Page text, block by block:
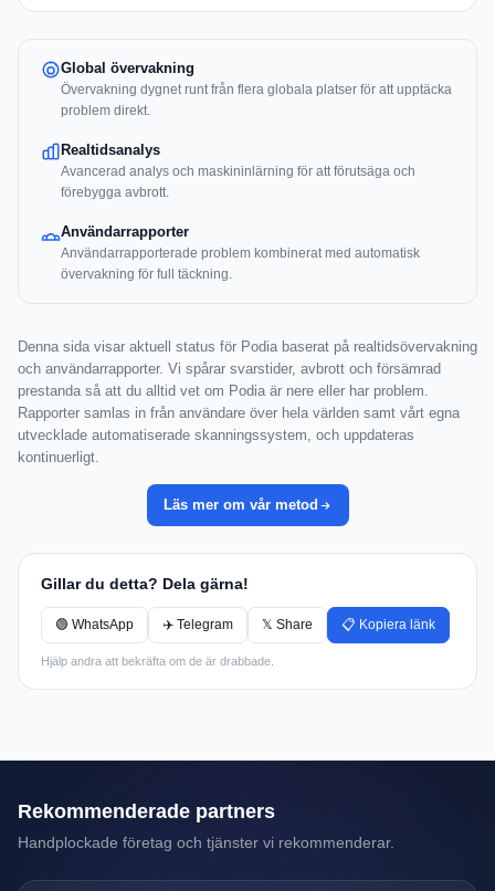
Global övervakning
Övervakning dygnet runt från flera globala platser för att upptäcka
problem direkt.
Realtidsanalys
Avancerad analys och maskininlärning för att förutsäga och
förebygga avbrott.
Användarrapporter
Användarrapporterade problem kombinerat med automatisk
övervakning för full täckning.
Denna sida visar aktuell status för Podia baserat på realtidsövervakning
och användarrapporter. Vi spårar svarstider, avbrott och försämrad
prestanda så att du alltid vet om Podia är nere eller har problem.
Rapporter samlas in från användare över hela världen samt vårt egna
utvecklade automatiserade skanningssystem, och uppdateras
kontinuerligt.
Läs mer om vår metod
Gillar du detta? Dela gärna!
🟢 WhatsApp ✈️ Telegram 𝕏 Share 📋 Kopiera länk
Hjälp andra att bekräfta om de är drabbade.
Rekommenderade partners
Handplockade företag och tjänster vi rekommenderar.